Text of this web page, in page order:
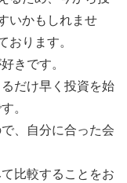
いかもしれませ
おります。
きです。
だけ早く投資を始
。
、自分に合った会
比較することをお